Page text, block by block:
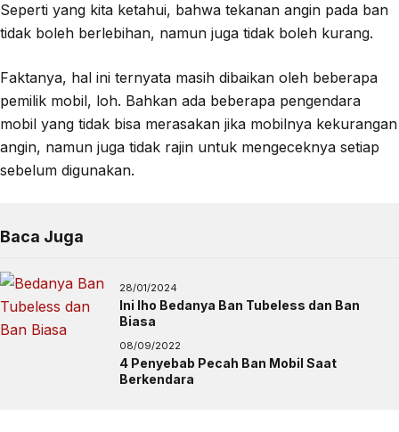
Seperti yang kita ketahui, bahwa tekanan angin pada ban
tidak boleh berlebihan, namun juga tidak boleh kurang.
Faktanya, hal ini ternyata masih dibaikan oleh beberapa
pemilik mobil, loh. Bahkan ada beberapa pengendara
mobil yang tidak bisa merasakan jika mobilnya kekurangan
angin, namun juga tidak rajin untuk mengeceknya setiap
sebelum digunakan.
Baca Juga
28/01/2024
Ini lho Bedanya Ban Tubeless dan Ban
Biasa
08/09/2022
4 Penyebab Pecah Ban Mobil Saat
Berkendara